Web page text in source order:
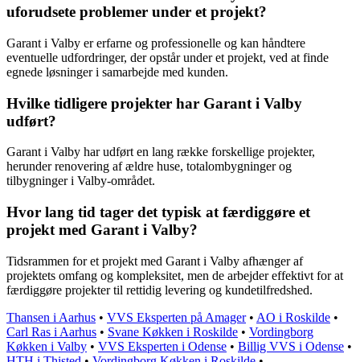
uforudsete problemer under et projekt?
Garant i Valby er erfarne og professionelle og kan håndtere
eventuelle udfordringer, der opstår under et projekt, ved at finde
egnede løsninger i samarbejde med kunden.
Hvilke tidligere projekter har Garant i Valby
udført?
Garant i Valby har udført en lang række forskellige projekter,
herunder renovering af ældre huse, totalombygninger og
tilbygninger i Valby-området.
Hvor lang tid tager det typisk at færdiggøre et
projekt med Garant i Valby?
Tidsrammen for et projekt med Garant i Valby afhænger af
projektets omfang og kompleksitet, men de arbejder effektivt for at
færdiggøre projekter til rettidig levering og kundetilfredshed.
Thansen i Aarhus • VVS Eksperten på Amager• AO i Roskilde •
Carl Ras i Aarhus • Svane Køkken i Roskilde • Vordingborg
Køkken i Valby • VVS Eksperten i Odense • Billig VVS i Odense •